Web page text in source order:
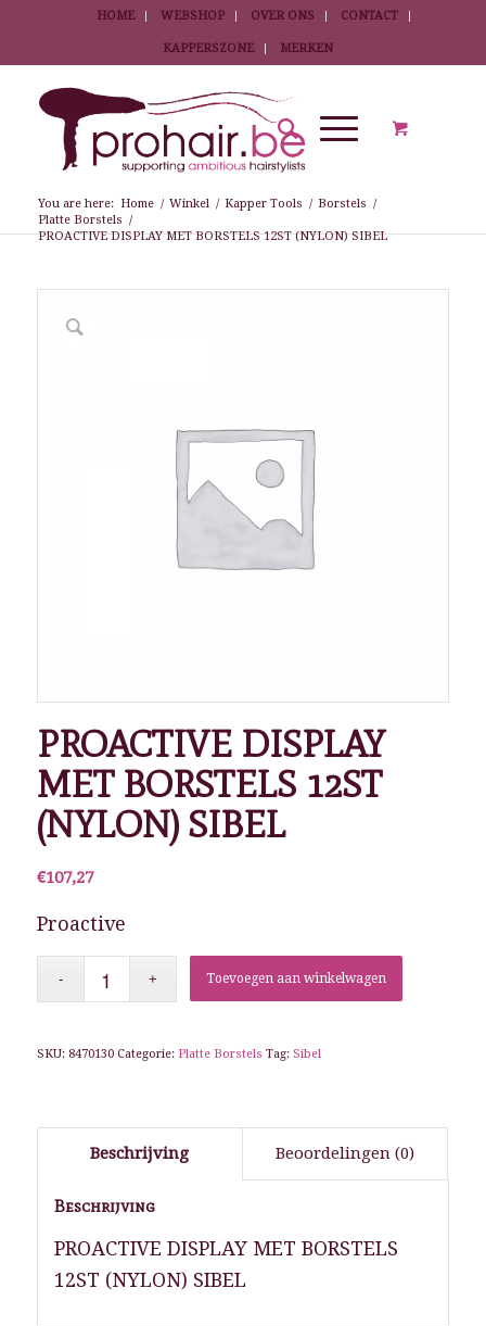
HOME WEBSHOP OVER ONS CONTACT
KAPPERSZONE MERKEN
You are here: Home / Winkel / Kapper Tools / Borstels /
Platte Borstels /
PROACTIVE DISPLAY MET BORSTELS 12ST (NYLON) SIBEL
PROACTIVE DISPLAY
MET BORSTELS 12ST
(NYLON) SIBEL
€107,27
Proactive
Toevoegen aan winkelwagen
SKU: 8470130 Categorie: Platte Borstels Tag: Sibel
Beschrijving Beoordelingen (0)
Beschrijving
PROACTIVE DISPLAY MET BORSTELS
12ST (NYLON) SIBEL